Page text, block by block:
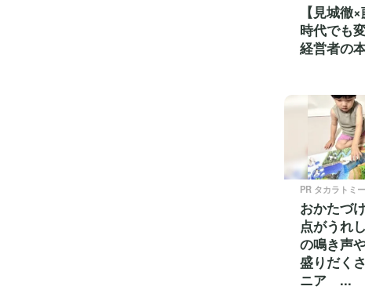
【見城徹
時代でも
経営者の
PR タカラトミ
おかたづ
点がうれ
の鳴き声
盛りだく
ニア ...